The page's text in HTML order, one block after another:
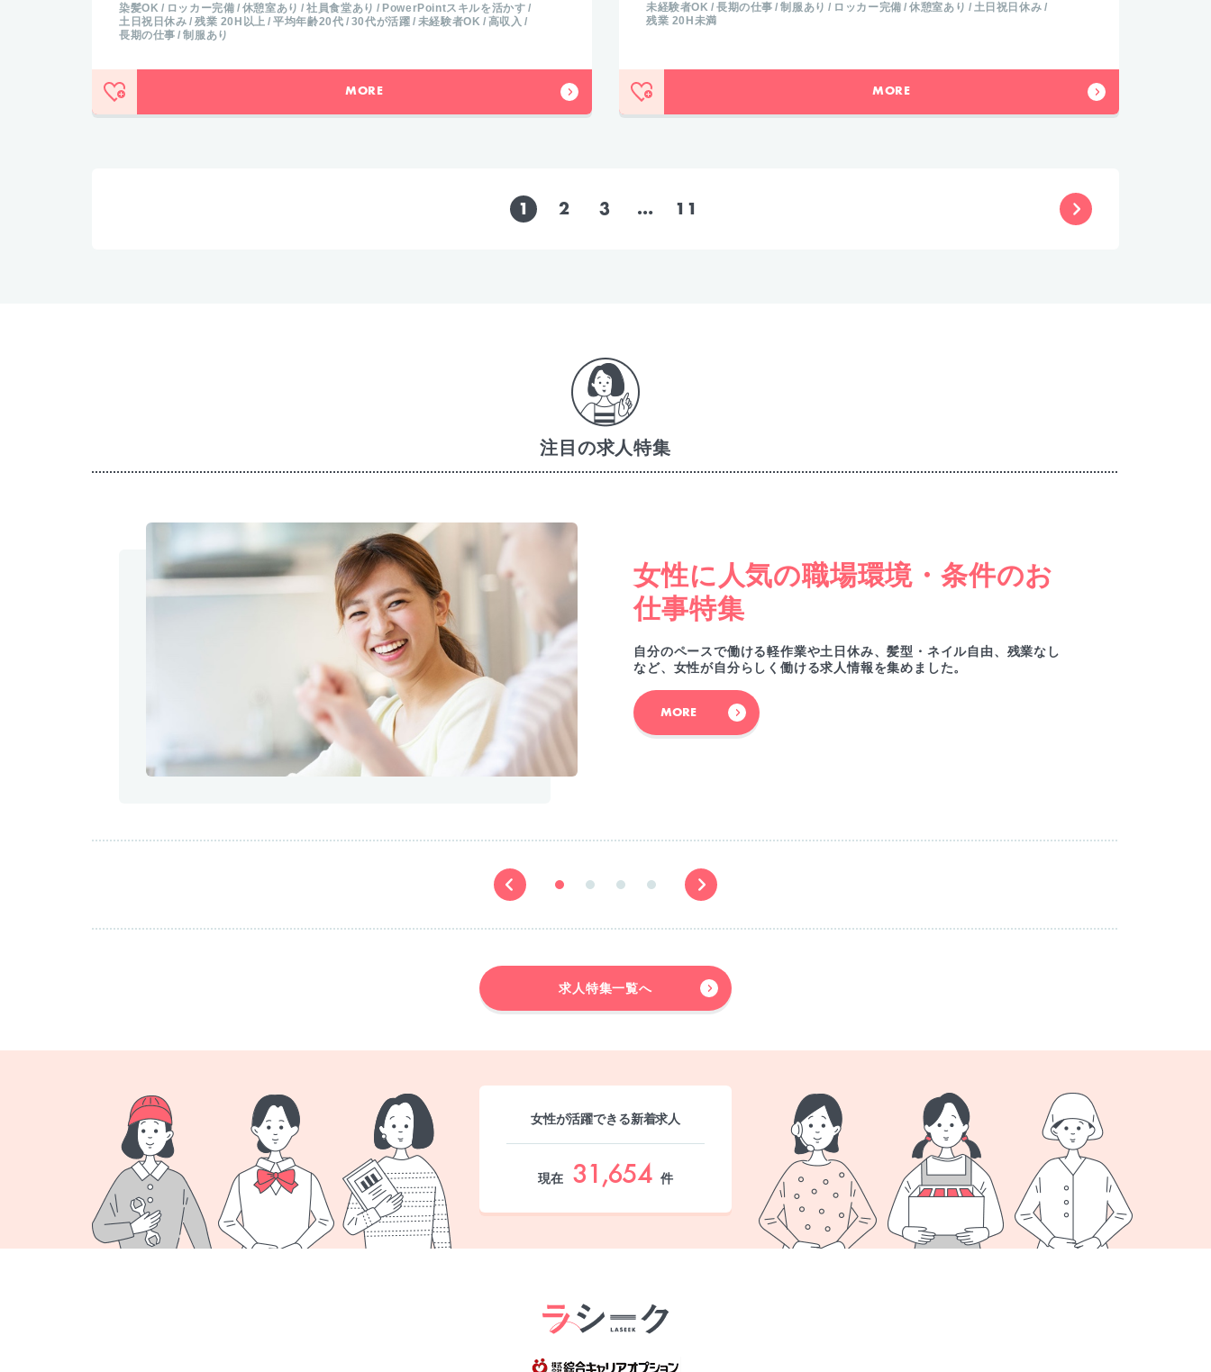
染髪OK ロッカー完備 休憩室あり 社員食堂あり
PowerPointスキルを活かす
土日祝日休み
残業 20H以上 平均年齢20代 30代が活躍 未経験者OK
高収入
長期の仕事
制服あり
MORE
未経験者OK 長期の仕事 制服あり ロッカー完備 休憩室あり
土日祝日休み
残業 20H未満
MORE
1 2 3 … 11
注目の求人特集
女性に人気の職場環境・条件のお
仕事特集
自分のペースで働ける軽作業や土日休み、髪型・ネイル自由、残業なし
など、女性が自分らしく働ける求人情報を集めました。
MORE
求人特集一覧へ
女性が活躍できる新着求人
現在 31,654 件